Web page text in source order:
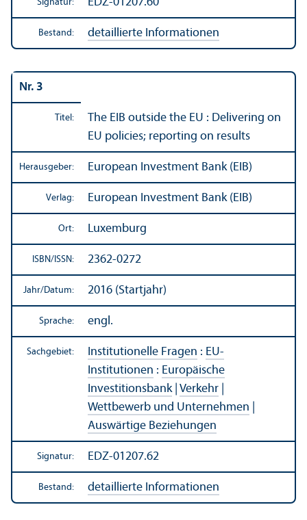
Signatur:
Bestand: detaillierte Informationen
Nr. 3
Titel:
The EIB outside the EU : Delivering on
EU policies; reporting on results
Herausgeber: European Investment Bank (EIB)
Verlag: European Investment Bank (EIB)
Ort: Luxemburg
ISBN/ ISSN: 2362-0272
Jahr/Datum: 2016 (Startjahr)
Sprache: engl.
Sachgebiet: Institutionelle Fragen : EU-
Institutionen : Europäische
Investitions­bank| Verkehr
Wettbewerb und Unter­nehmen
Auswärtige Beziehungen
Signatur: EDZ-01207.62
Bestand: detaillierte Informationen